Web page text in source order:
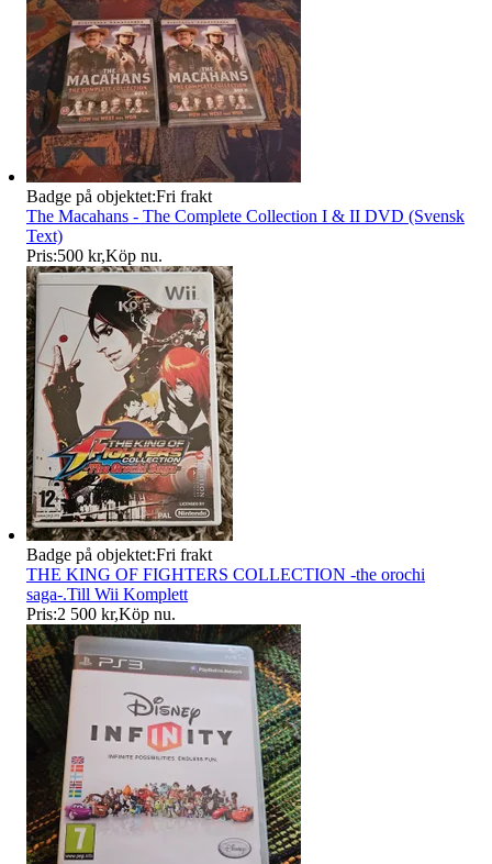
Badge på objektet:Fri frakt
The Macahans - The Complete Collection I & II DVD (Svensk
Text)
Pris:500 kr,Köp nu.
Badge på objektet:Fri frakt
THE KING OF FIGHTERS COLLECTION -the orochi
saga-.Till Wii Komplett
Pris:2 500 kr,Köp nu.